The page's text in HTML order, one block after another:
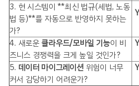
3. 현 시스템이 **최신 법규(세법, 노동
법 등)**를 자동으로 반영하지 못하는
가?
4. 새로운 클라우드/모바일 기능이 비
즈니스 경쟁력을 크게 높일 것인가?
5. 데이터 마이그레이션 위험이 너무
커서 감당하기 어려운가?